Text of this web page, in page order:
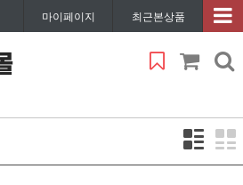
마이페이지 최근본상품